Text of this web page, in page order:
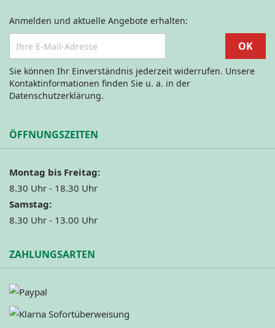
Anmelden und aktuelle Angebote erhalten:
Sie können Ihr Einverständnis jederzeit widerrufen. Unsere
Kontaktinformationen finden Sie u. a. in der
Datenschutzerklärung.
ÖFFNUNGSZEITEN
Montag bis Freitag:
8.30 Uhr - 18.30 Uhr
Samstag:
8.30 Uhr - 13.00 Uhr
ZAHLUNGSARTEN